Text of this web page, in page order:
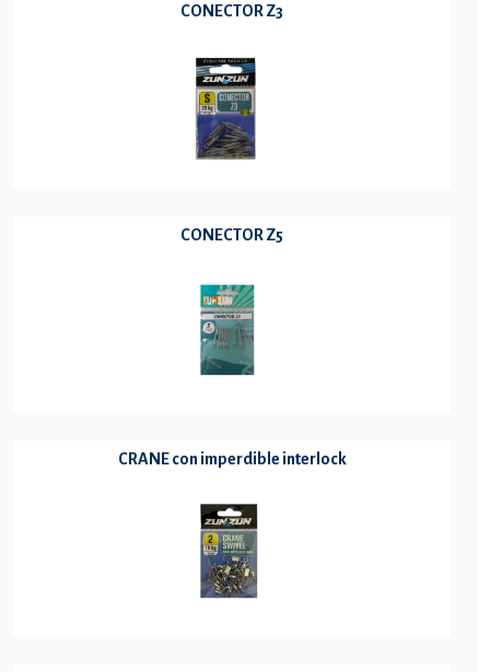
CONECTOR Z3
CONECTOR Z5
CRANE con imperdible interlock